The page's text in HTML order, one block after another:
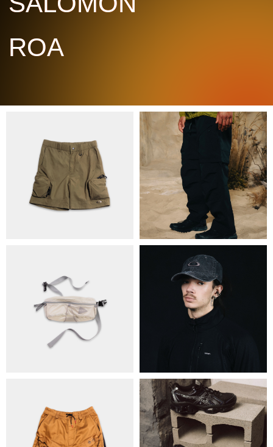
ОБМІН ТА ПОВЕРНЕННЯ
УГОДА КОРИСТУВАЧА